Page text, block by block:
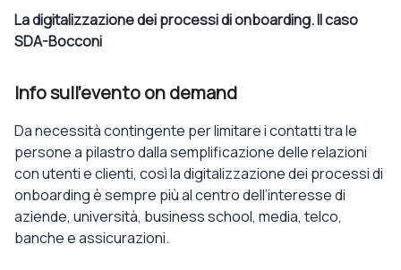
La digitalizzazione dei processi di onboarding. Il caso
SDA-Bocconi
Info sull'evento on demand
Da necessità contingente per limitare i contatti tra le
persone a pilastro dalla semplificazione delle relazioni
con utenti e clienti, così la digitalizzazione dei processi di
onboarding è sempre più al centro dell’interesse di
aziende, università, business school, media, telco,
banche e assicurazioni.